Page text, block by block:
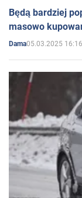
Będą bardziej
masowo
Dama05.03.2025 16:16